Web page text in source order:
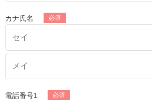
カナ氏名
電話番号1